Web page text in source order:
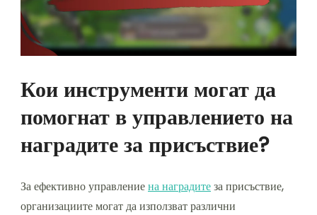
Кои инструменти могат да
помогнат в управлението на
наградите за присъствие?
За ефективно управлениена наградитеза присъствие,
организациите могат да използват различни